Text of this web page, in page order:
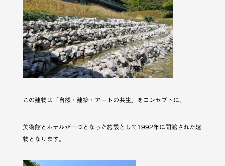
この建物は「自然・建築・アートの共生」をコンセプトに、
美術館とホテルが一つとなった施設として1992年に開館された建
物となります。